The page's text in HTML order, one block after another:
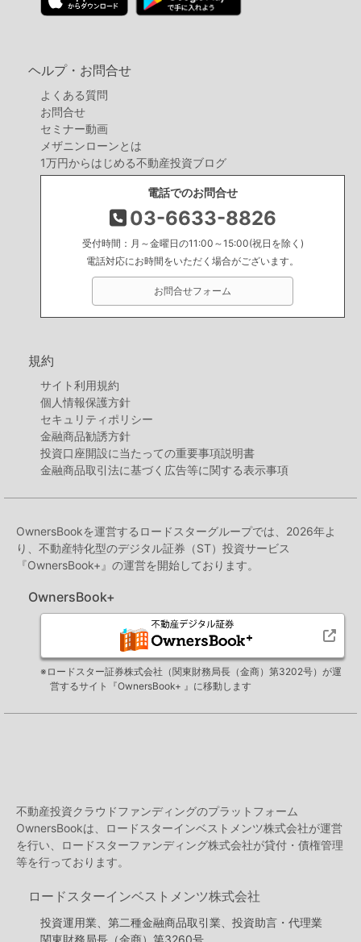
ヘルプ・お問合せ
よくある質問
お問合せ
セミナー動画
メザニンローンとは
1万円からはじめる不動産投資ブログ
電話でのお問合せ
03-6633-8826
受付時間：月～金曜日の11:00～15:00(祝日を除く)
電話対応にお時間をいただく場合がございます。
お問合せフォーム
規約
サイト利用規約
個人情報保護方針
セキュリティポリシー
金融商品勧誘方針
投資口座開設に当たっての重要事項説明書
金融商品取引法に基づく広告等に関する表示事項
OwnersBookを運営するロードスターグループでは、2026年よ
り、不動産特化型のデジタル証券（ST）投資サービス
『OwnersBook+』の運営を開始しております。
OwnersBook+
※ロードスター証券株式会社（関東財務局長（金商）第3202号）が運
営するサイト『OwnersBook+ 』に移動します
不動産投資クラウドファンディングのプラットフォーム
OwnersBookは、ロードスターインベストメンツ株式会社が運営
を行い、ロードスターファンディング株式会社が貸付・債権管理
等を行っております。
ロードスターインベストメンツ株式会社
投資運用業、第二種金融商品取引業、投資助言・代理業
関東財務局長（金商）第3260号